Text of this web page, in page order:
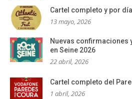
Cartel completo y por
13 mayo, 2026
Nuevas confirmaciones
en Seine 2026
22 abril, 2026
Cartel completo del
1 abril, 2026